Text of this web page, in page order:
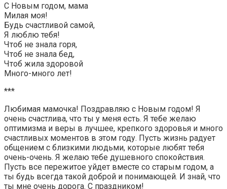
С Новым годом, мама
Милая моя!
Будь счастливой самой,
Я люблю тебя!
Чтоб не знала горя,
Чтоб не знала бед,
Чтоб жила здоровой
Много-много лет!
***
Любимая мамочка! Поздравляю с Новым годом! Я
очень счастлива, что ты у меня есть. Я тебе желаю
оптимизма и веры в лучшее, крепкого здоровья и много
счастливых моментов в этом году. Пусть жизнь радует
общением с близкими людьми, которые любят тебя
очень-очень. Я желаю тебе душевного спокойствия.
Пусть все пережитое уйдет вместе со старым годом, а
ты будь всегда такой доброй и понимающей. И знай, что
ты мне очень дорога. С праздником!